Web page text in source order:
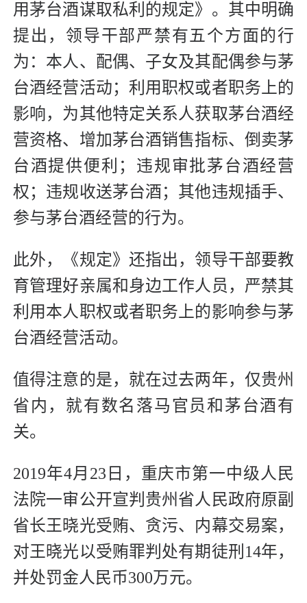
用茅台酒谋取私利的规定》。其中明确
提出，领导干部严禁有五个方面的行
为：本人、配偶、子女及其配偶参与茅
台酒经营活动；利用职权或者职务上的
影响，为其他特定关系人获取茅台酒经
营资格、增加茅台酒销售指标、倒卖茅
台酒提供便利；违规审批茅台酒经营
权；违规收送茅台酒；其他违规插手、
参与茅台酒经营的行为。
此外，《规定》还指出，领导干部要教
育管理好亲属和身边工作人员，严禁其
利用本人职权或者职务上的影响参与茅
台酒经营活动。
值得注意的是，就在过去两年，仅贵州
省内，就有数名落马官员和茅台酒有
关。
2019年4月23日，重庆市第一中级人民
法院一审公开宣判贵州省人民政府原副
省长王晓光受贿、贪污、内幕交易案，
对王晓光以受贿罪判处有期徒刑14年，
并处罚金人民币300万元。